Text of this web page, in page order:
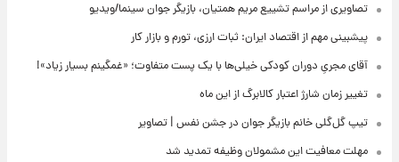
تصاویری از مراسم تشییع مریم همتیان، بازیگر جوان سینما/ویدیو
پیشبینی مهم از اقتصاد ایران: ثبات ارزی، تورم و بازار کار
آقای مجریِ دوران کودکی خیلی‌ها با یک پست متفاوت؛ «غمگینم بسیار زیاد»!
تغییر زمان شارژ اعتبار کالابرگ از این ماه
تیپ گل‌گلی خانم بازیگر جوان در جشن نفس | تصاویر
مهلت معافیت این مشمولان وظیفه تمدید شد